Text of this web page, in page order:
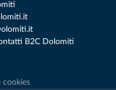
B2C Dolomiti
cookies